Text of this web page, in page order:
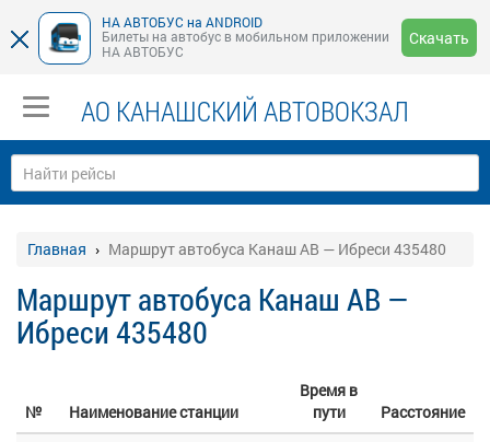
НА АВТОБУС на ANDROID
Билеты на автобус в мобильном приложении
НА АВТОБУС
Скачать
АО КАНАШСКИЙ АВТОВОКЗАЛ
Главная Маршрут автобуса Канаш АВ — Ибреси 435480
Маршрут автобуса Канаш АВ —
Ибреси 435480
№ Наименование станции
Время в
пути
Расстояние